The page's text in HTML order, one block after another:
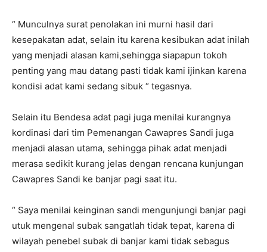
“ Munculnya surat penolakan ini murni hasil dari
kesepakatan adat, selain itu karena kesibukan adat inilah
yang menjadi alasan kami,sehingga siapapun tokoh
penting yang mau datang pasti tidak kami ijinkan karena
kondisi adat kami sedang sibuk “ tegasnya.
Selain itu Bendesa adat pagi juga menilai kurangnya
kordinasi dari tim Pemenangan Cawapres Sandi juga
menjadi alasan utama, sehingga pihak adat menjadi
merasa sedikit kurang jelas dengan rencana kunjungan
Cawapres Sandi ke banjar pagi saat itu.
“ Saya menilai keinginan sandi mengunjungi banjar pagi
utuk mengenal subak sangatlah tidak tepat, karena di
wilayah penebel subak di banjar kami tidak sebagus